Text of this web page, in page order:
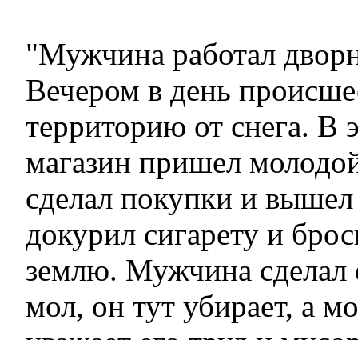
"Мужчина работал
Вечером в день
территорию от снега. В
магазин пришел
сделал покупки и
докурил сигарету и
землю. Мужчина сделал
мол, он тут убирает, а